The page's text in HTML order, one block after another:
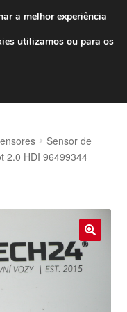
7 EUR
800 500 967
Sensor de
2.0 HDI 96499344
🔍
a melhor experiência
utilizamos ou para os